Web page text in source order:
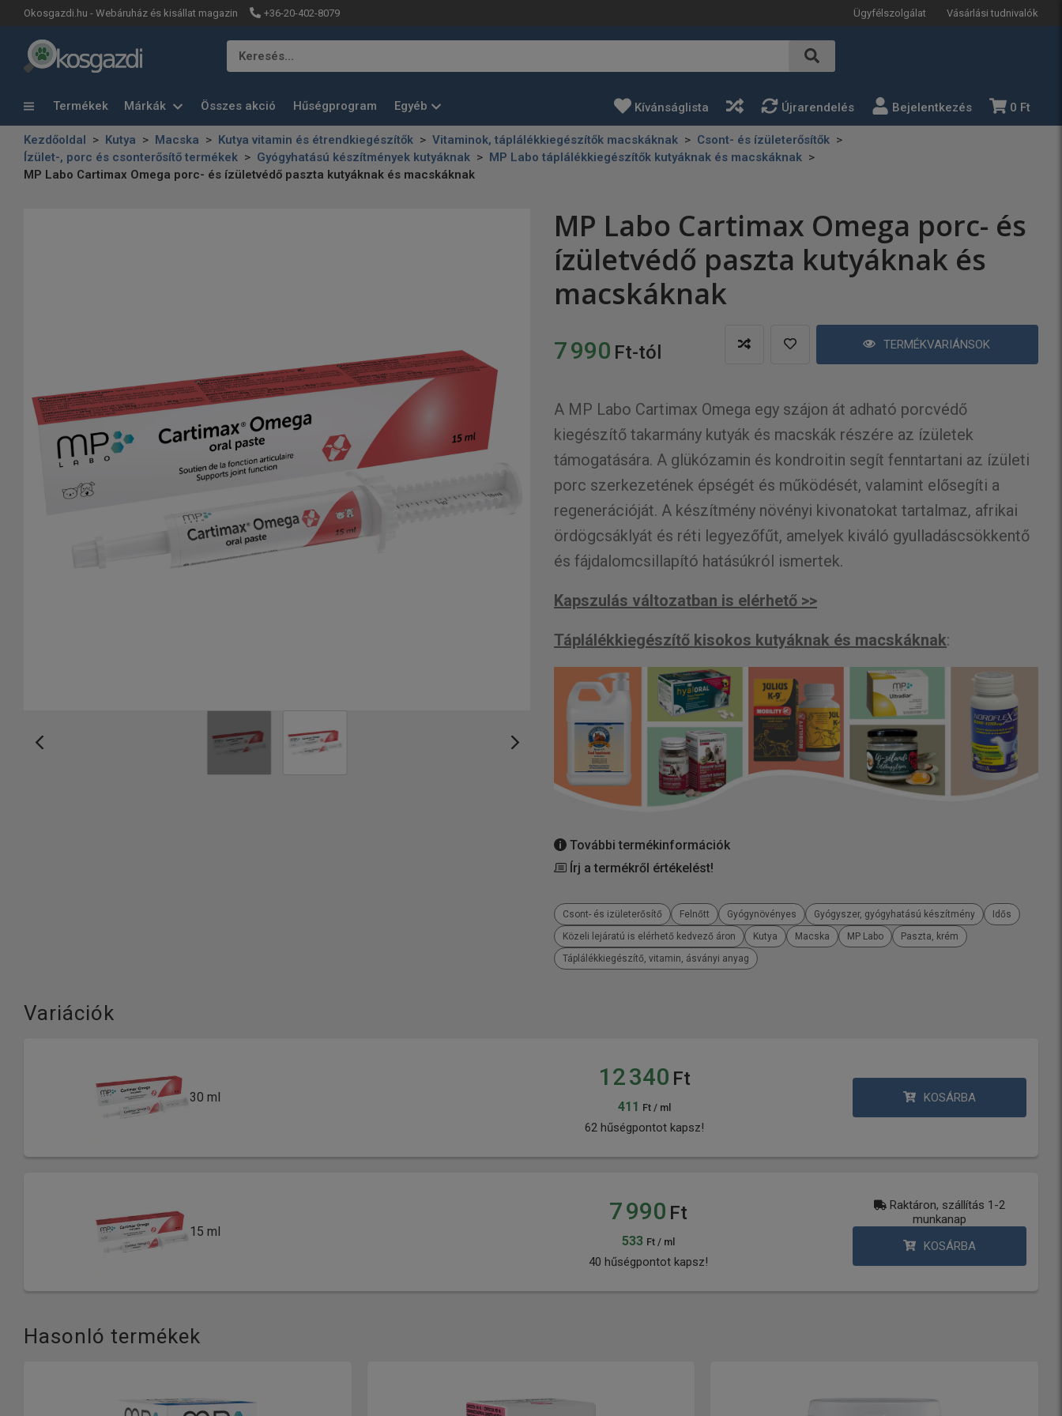
Okosgazdi.hu - Webáruház és kisállat magazin +36-20-402-8079 Ügyfélszolgálat Vásárlási tudnivalók
Keresés…
Termékek Márkák Összes akció Hűségprogram Egyéb Kívánságlista Újrarendelés Bejelentkezés 0 Ft
Kezdőoldal Kutya Macska Kutya vitamin és étrendkiegészítők Vitaminok, táplálékkiegészítők macskáknak
Csont- és ízületerősítők
Ízület-, porc és csonterősítő termékek
Gyógyhatású készítmények kutyáknak
MP Labo táplálékkiegészítők kutyáknak és macskáknak
MP Labo Cartimax Omega porc- és ízületvédő paszta kutyáknak és macskáknak
MP Labo Cartimax Omega porc- és
ízületvédő paszta kutyáknak és
macskáknak
7 990 Ft-tól TERMÉKVARIÁNSOK
A MP Labo Cartimax Omega egy szájon át adható porcvédő
kiegészítő takarmány kutyák és macskák részére az ízületek
támogatására. A glükózamin és kondroitin segít fenntartani az ízületi
porc szerkezetének épségét és működését, valamint elősegíti a
regenerációját. A készítmény növényi kivonatokat tartalmaz, afrikai
ördögcsáklyát és réti legyezőfűt, amelyek kiváló gyulladáscsökkentő
és fájdalomcsillapító hatásúkról ismertek.
Kapszulás változatban is elérhető >>
Táplálékkiegészítő kisokos kutyáknak és macskáknak:
További termékinformációk
Írj a termékről értékelést!
Csont- és izületerősítő Felnőtt Gyógynövényes Gyógyszer, gyógyhatású készítmény
Idős
Közeli lejáratú is elérhető kedvező áron
Kutya Macska MP Labo
Paszta, krém
Táplálékkiegészítő, vitamin, ásványi anyag
Variációk
30 ml
12 340 Ft
411 Ft / ml
62 hűségpontot kapsz!
KOSÁRBA
15 ml
7 990 Ft
533 Ft / ml
40 hűségpontot kapsz!
Raktáron, szállítás 1-2
munkanap
KOSÁRBA
Hasonló termékek